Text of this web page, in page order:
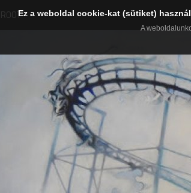
ROOTEz a weboldal cookie-kat (sütiket)
A